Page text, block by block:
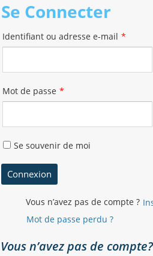
Se Connecter
Identifiant ou adresse e-mail *
Mot de passe *
Se souvenir de moi
Vous n’avez pas de compte ?
Mot de passe perdu ?
Vous n’avez pas de compte?